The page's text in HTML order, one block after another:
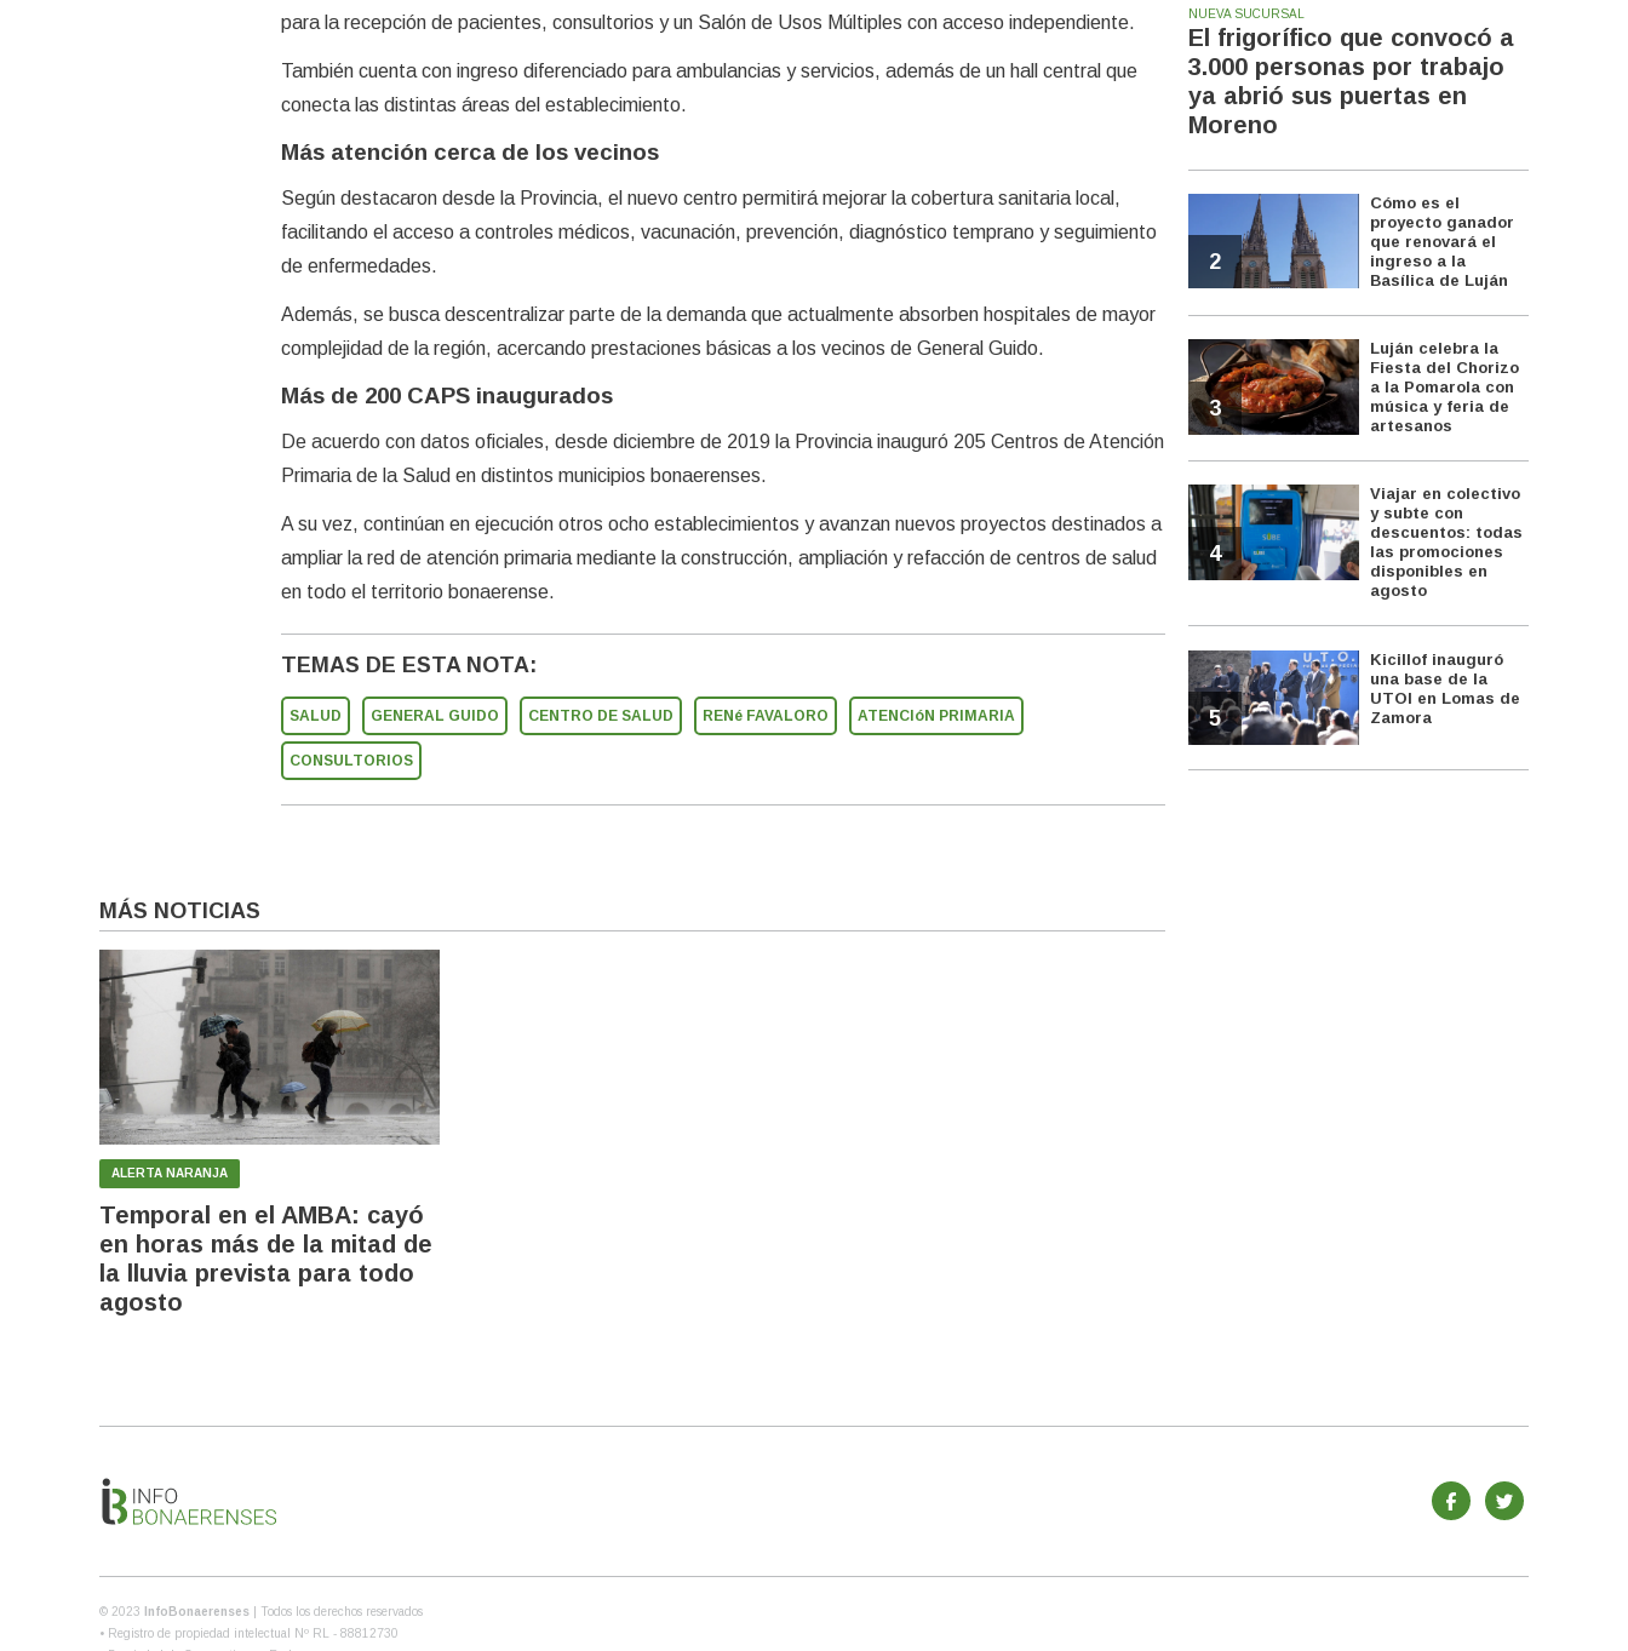
para la recepción de pacientes, consultorios y un Salón de Usos Múltiples con acceso independiente.
También cuenta con ingreso diferenciado para ambulancias y servicios, además de un hall central que
conecta las distintas áreas del establecimiento.
Más atención cerca de los vecinos
Según destacaron desde la Provincia, el nuevo centro permitirá mejorar la cobertura sanitaria local,
facilitando el acceso a controles médicos, vacunación, prevención, diagnóstico temprano y seguimiento
de enfermedades.
Además, se busca descentralizar parte de la demanda que actualmente absorben hospitales de mayor
complejidad de la región, acercando prestaciones básicas a los vecinos de General Guido.
Más de 200 CAPS inaugurados
De acuerdo con datos oficiales, desde diciembre de 2019 la Provincia inauguró 205 Centros de Atención
Primaria de la Salud en distintos municipios bonaerenses.
A su vez, continúan en ejecución otros ocho establecimientos y avanzan nuevos proyectos destinados a
ampliar la red de atención primaria mediante la construcción, ampliación y refacción de centros de salud
en todo el territorio bonaerense.
TEMAS DE ESTA NOTA:
SALUD GENERAL GUIDO CENTRO DE SALUD RENé FAVALORO ATENCIóN PRIMARIA
CONSULTORIOS
MÁS NOTICIAS
ALERTA NARANJA
Temporal en el AMBA: cayó
en horas más de la mitad de
la lluvia prevista para todo
agosto
NUEVA SUCURSAL
El frigorífico que convocó a
3.000 personas por trabajo
ya abrió sus puertas en
Moreno
2
Cómo es el
proyecto ganador
que renovará el
ingreso a la
Basílica de Luján
3
Luján celebra la
Fiesta del Chorizo
a la Pomarola con
música y feria de
artesanos
4
Viajar en colectivo
y subte con
descuentos: todas
las promociones
disponibles en
agosto
5
Kicillof inauguró
una base de la
UTOI en Lomas de
Zamora
© 2023 InfoBonaerenses
| Todos los derechos reservados
• Registro de propiedad intelectual Nº RL - 88812730